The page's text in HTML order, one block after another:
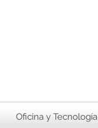
Oficina y Tecnología